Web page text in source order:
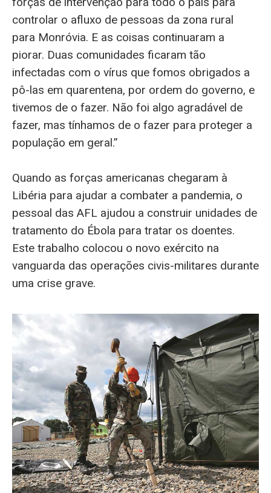
controlar o afluxo de pessoas da zona rural
para Monróvia. E as coisas continuaram a
piorar. Duas comunidades ficaram tão
infectadas com o vírus que fomos obrigados a
pô-las em quarentena, por ordem do governo, e
tivemos de o fazer. Não foi algo agradável de
fazer, mas tínhamos de o fazer para proteger a
população em geral.”
Quando as forças americanas chegaram à
Libéria para ajudar a combater a pandemia, o
pessoal das AFL ajudou a construir unidades de
tratamento do Ébola para tratar os doentes.
Este trabalho colocou o novo exército na
vanguarda das operações civis-militares durante
uma crise grave.